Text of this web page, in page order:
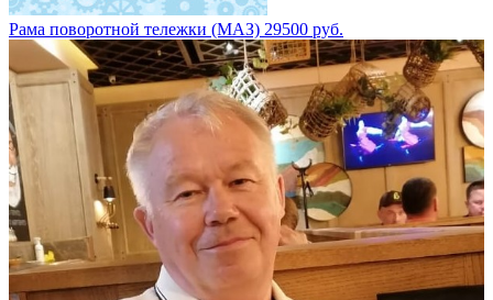
Рама поворотной тележки (МАЗ) 29500 руб.